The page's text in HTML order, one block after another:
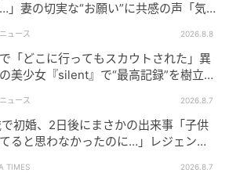
」妻の切実な“お願い”に共感の声「気
ュース 2026.8.8
「どこに行ってもスカウトされた」異
美少女『silent』で“最高記録”を樹立し
ュース 2026.8.7
初婚、2日後にまさかの出来事「子供
ると思わなかったのに…」レジェンド
TIMES 2026.8.7